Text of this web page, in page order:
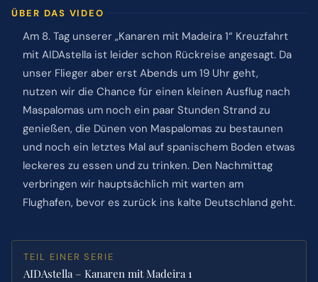
ÜBER DAS VIDEO
Am 8. Tag unserer „Kanaren mit Madeira 1“ Kreuzfahrt
mit AIDAstella ist leider schon Rückreise angesagt. Da
unser Flieger aber erst Abends um 19 Uhr geht,
nutzen wir die Chance für einen kleinen Ausflug nach
Maspalomas um noch ein paar Stunden Strand zu
genießen, die Dünen von Maspalomas zu bestaunen
und noch ein letztes Mal auf spanischem Boden etwas
leckeres zu essen und zu trinken. Den Nachmittag
verbringen wir hauptsächlich mit warten am
Flughafen, bevor es zurück ins kalte Deutschland geht.
TEIL EINER SERIE
AIDAstella – Kanaren mit Madeira 1